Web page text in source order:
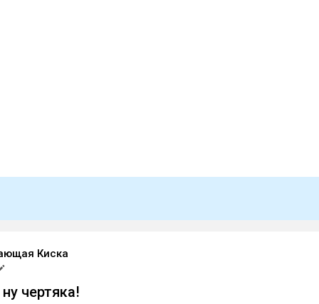
Киска
чертяка!